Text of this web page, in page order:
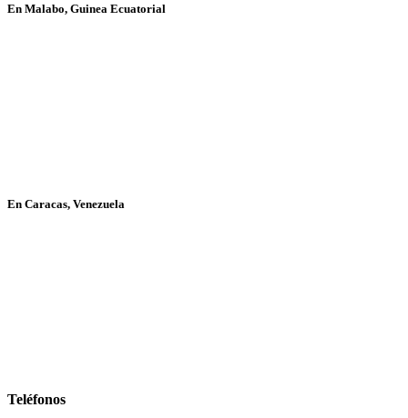
En Malabo, Guinea Ecuatorial
En Caracas, Venezuela
Teléfonos